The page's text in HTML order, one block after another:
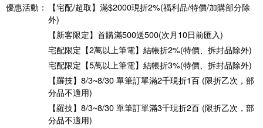
優惠活動：
【宅配/超取】滿$2000現折2%(福利品/特價/加購部分除
外)
【新客限定】首購滿500送500(次月10日前匯入)
宅配限定【2萬以上筆電】結帳折2%(特價、拆封品除外)
宅配限定【5萬以上筆電】結帳折3%(特價、拆封品除外)
【羅技】8/3~8/30 單筆訂單滿2千現折1百 (限折乙次，部
分品不適用)
【羅技】8/3~8/30 單筆訂單滿3千現折2百 (限折乙次，部
分品不適用)